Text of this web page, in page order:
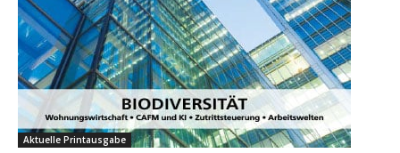
Aktuelle Printausgabe